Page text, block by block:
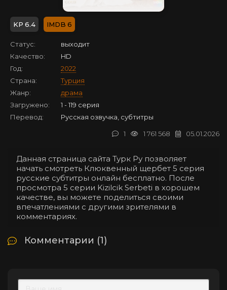
6.4 6
Статус:
выходит
Качество:
HD
Год:
2022
Страна:
Турция
Жанр:
драма
Загружено:
1 - 119 серия
Перевод:
Русская озвучка, субтитры
05.01.2026
1 761 568
1
Данная страница сайта Турк Ру позволяет
начать смотреть Клюквенный щербет 5 серия
русские субтитры онлайн бесплатно. После
просмотра 5 серии Kizilcik Serbeti в хорошем
качестве, вы можете поделиться своими
впечатлениями с другими зрителями в
комментариях.
Комментарии (1)